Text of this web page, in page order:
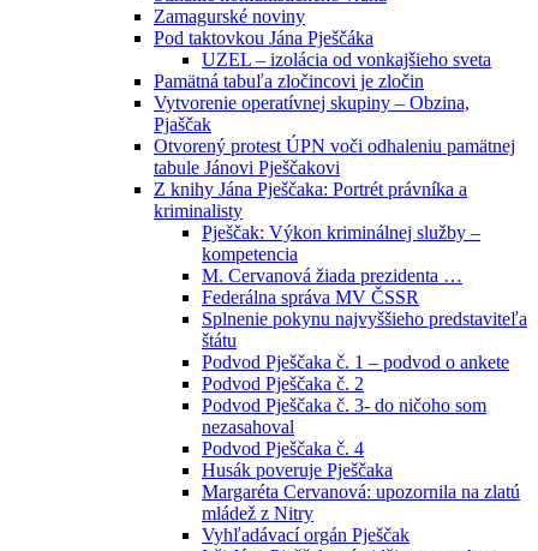
Zamagurské noviny
Pod taktovkou Jána Pješčáka
UZEL – izolácia od vonkajšieho sveta
Pamätná tabuľa zločincovi je zločin
Vytvorenie operatívnej skupiny – Obzina,
Pjaščak
Otvorený protest ÚPN voči odhaleniu pamätnej
tabule Jánovi Pješčakovi
Z knihy Jána Pješčaka: Portrét právníka a
kriminalisty
Pješčak: Výkon kriminálnej služby –
kompetencia
M. Cervanová žiada prezidenta …
Federálna správa MV ČSSR
Splnenie pokynu najvyššieho predstaviteľa
štátu
Podvod Pješčaka č. 1 – podvod o ankete
Podvod Pješčaka č. 2
Podvod Pješčaka č. 3- do ničoho som
nezasahoval
Podvod Pješčaka č. 4
Husák poveruje Pješčaka
Margaréta Cervanová: upozornila na zlatú
mládež z Nitry
Vyhľadávací orgán Pješčak